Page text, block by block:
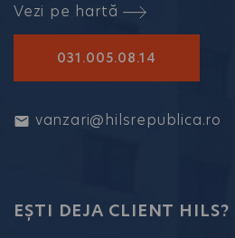
Vezi pe hartă
031.005.08.14
vanzari@hilsrepublica.ro
EȘTI DEJA CLIENT HILS?